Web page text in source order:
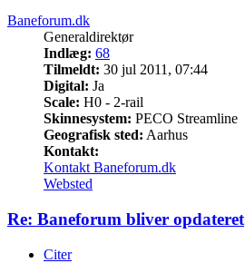
Baneforum.dk
Generaldirektør
Indlæg: 68
Tilmeldt: 30 jul 2011, 07:44
Digital: Ja
Scale: H0 - 2-rail
Skinnesystem: PECO Streamline
Geografisk sted: Aarhus
Kontakt:
Kontakt Baneforum.dk
Websted
Re: Baneforum bliver opdateret
Citer